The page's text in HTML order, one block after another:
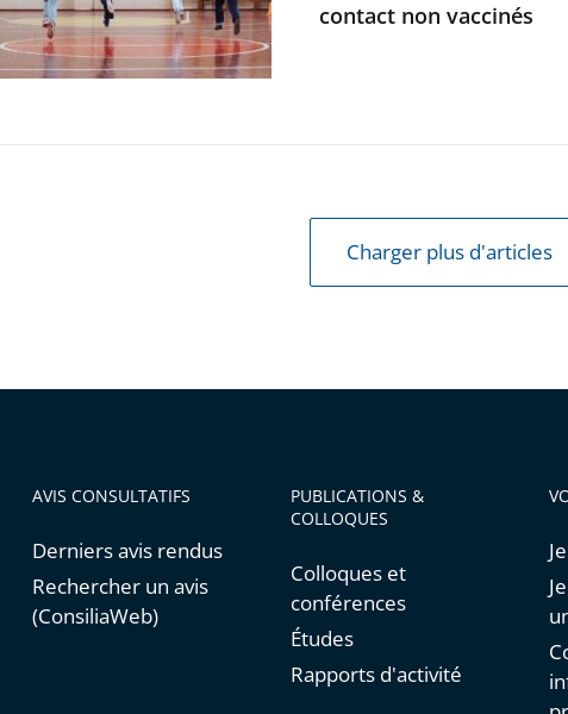
contact non vaccinés
Charger plus d'articles
AVIS CONSULTATIFS
Derniers avis rendus
Rechercher un avis
(ConsiliaWeb)
PUBLICATIONS &
COLLOQUES
Colloques et
conférences
Études
Rapports d'activité